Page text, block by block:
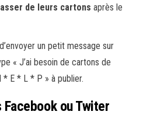
de leurs cartons après le
un petit message sur
« J’ai besoin de cartons de
E * L * P » à publier.
ou Twiter